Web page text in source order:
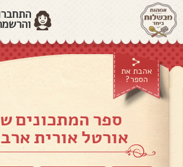
אהבת את
הספר?
ספר המתכונים
אורטל אורית